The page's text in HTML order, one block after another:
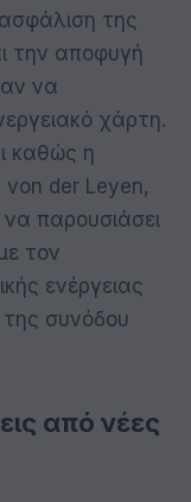
της
την αποφυγή
να
χάρτη.
καθώς η
von der Leyen,
παρουσιάσει
τον
ενέργειας
συνόδου
από νέες